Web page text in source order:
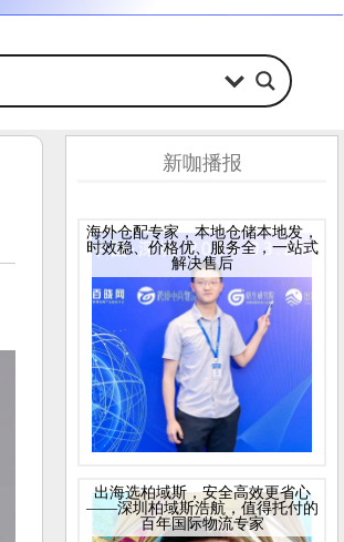
新咖播报
海外仓配专家，本地仓储本地发，
时效稳、价格优、服务全，一站式
解决售后
出海选柏域斯，安全高效更省心
——深圳柏域斯浩航，值得托付的
百年国际物流专家